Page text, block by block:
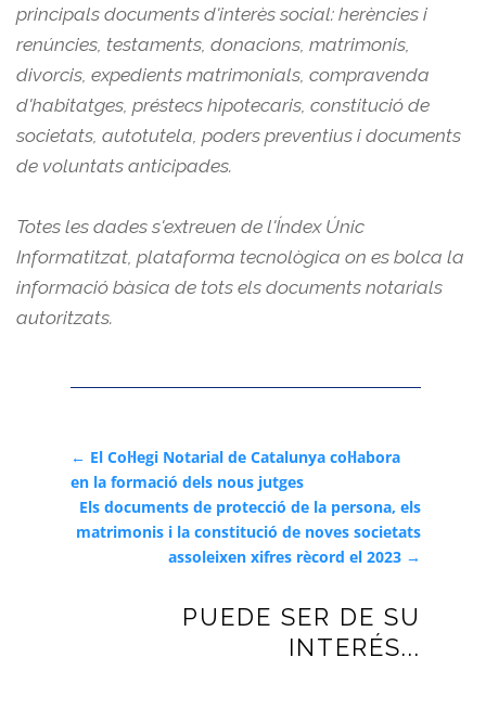
principals documents d'interès social: herències i
renúncies, testaments, donacions, matrimonis,
divorcis, expedients matrimonials, compravenda
d'habitatges, préstecs hipotecaris, constitució de
societats, autotutela, poders preventius i documents
de voluntats anticipades.
Totes les dades s'extreuen de l'Índex Únic
Informatitzat, plataforma tecnològica on es bolca la
informació bàsica de tots els documents notarials
autoritzats.
← El Col·legi Notarial de Catalunya col·labora
en la formació dels nous jutges
Els documents de protecció de la persona, els
matrimonis i la constitució de noves societats
assoleixen xifres rècord el 2023 →
PUEDE SER DE SU
INTERÉS...